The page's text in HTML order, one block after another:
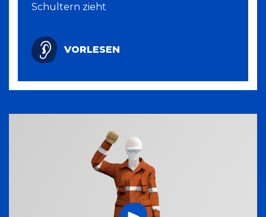
Schultern zieht
VORLESEN